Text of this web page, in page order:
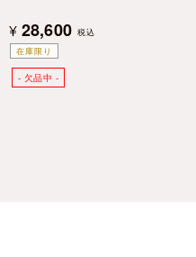
在庫限り
¥ 28,600 税込